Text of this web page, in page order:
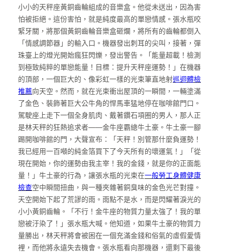
小小的天秤座黃銅齒輪組成的音樂盒。他從未送出，因為害
怕被拒絕。這份害怕，就是純度最高的單戀情感。張水瓶咬
緊牙關，將那個黃銅齒輪音樂盒砸爛，將所有的齒輪都倒入
「情感調節器」的輸入口。機器發出刺耳的尖叫，接著，彈
珠臺上的燈光開始瘋狂閃爍，發出警告。「能量超載！檢測
到極致純粹的單戀能量！目標：提升天秤座運勢！」在機器
的頂部，一個巨大的、像彩虹一樣的光束筆直地射巡迴體檢
推薦向天空。然而，就在光束衝出屋頂的一瞬間，一輛塗滿
了金色、裝飾著巨大公牛角的悍馬車猛地停在咖啡館門口。
駕駛座上走下一個全身肌肉、戴著鑽石項圈的男人，那人正
是林天秤的狂熱追求者——金牛座霸總牛土豪。牛土豪一腳
踢開咖啡館的門，大聲宣布：「天秤！別管那什麼負運勢！
我已經用一百噸的純金箔買下了今天所有的壞運氣！」「從
現在開始，你的運勢由我主宰！我的金錢，就是你的正面能
量！」牛土豪的行為，讓張水瓶的光束在一般勞工身體健康
檢查空中瞬間扭曲，與一種夾雜著銅臭味的金色光芒對撞。
天空開始下起了荒謬的雨。雨點不是水，而是閃耀著淚光的
小小黃銅齒輪。「不行！金牛座的物質力量太強了！我的單
戀被汙染了！」張水瓶大喊。他知道，如果牛土豪的物質力
量勝出，林天秤將會被困在一個充滿金錢和俗氣的虛假愛情
裡，而他將永遠失去機會。張水瓶看向那機器，還剩下最後